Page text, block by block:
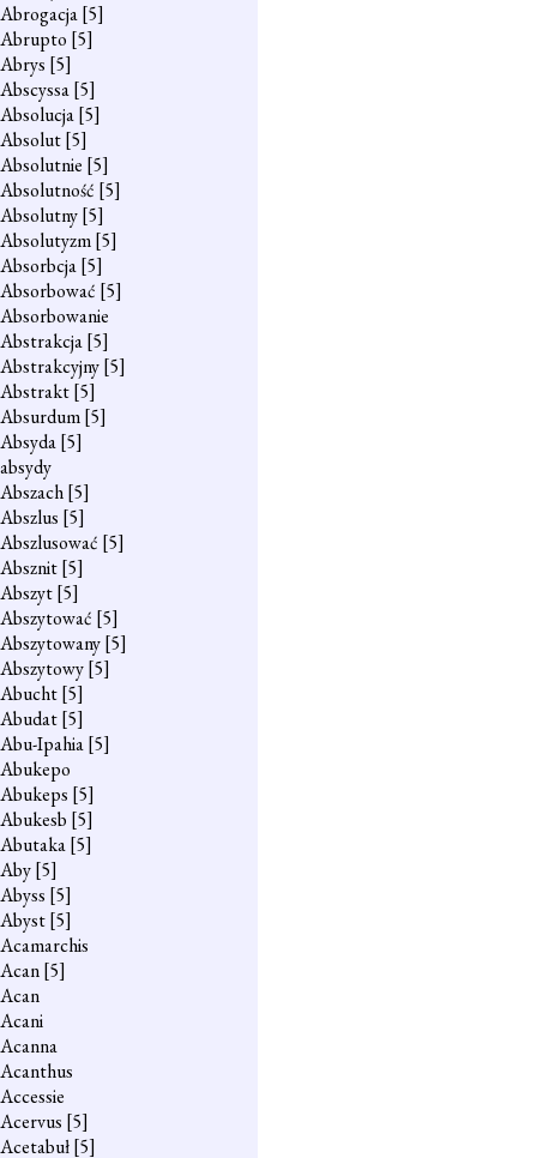
Abrogacja[5]
Abrupto [5]
Abrys [5]
Abscyssa[5]
Absolucja[5]
Absolut[5]
Absolutnie [5]
Absolutność [5]
Absolutny[5]
Absolutyzm[5]
Absorbcja[5]
Absorbować [5]
Absorbowanie
Abstrakcja[5]
Abstrakcyjny[5]
Abstrakt[5]
Absurdum[5]
Absyda[5]
absydy
Abszach[5]
Abszlus [5]
Abszlusować [5]
Absznit[5]
Abszyt[5]
Abszytować [5]
Abszytowany[5]
Abszytowy[5]
Abucht[5]
Abudat[5]
Abu-Ipahia[5]
Abukepo
Abukeps [5]
Abukesb [5]
Abutaka[5]
Aby[5]
Abyss [5]
Abyst[5]
Acamarchis
Acan[5]
Acan
Acani
Acanna
Acanthus
Accessie
Acervus [5]
Acetabuł[5]